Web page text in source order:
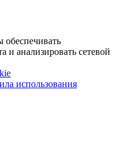
и анализировать сетевой
использования